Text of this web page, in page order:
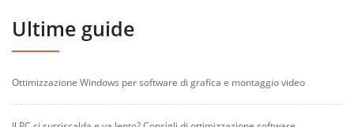
Ultime guide
Ottimizzazione Windows per software di grafica e montaggio video